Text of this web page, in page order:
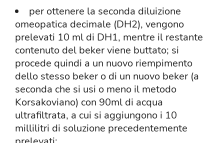
per ottenere la seconda diluizione
omeopatica decimale (DH2), vengono
prelevati 10 ml di DH1, mentre il restante
contenuto del beker viene buttato; si
procede quindi a un nuovo riempimento
dello stesso beker o di un nuovo beker (a
seconda che si usi o meno il metodo
Korsakoviano) con 90ml di acqua
ultrafiltrata, a cui si aggiungono i 10
millilitri di soluzione precedentemente